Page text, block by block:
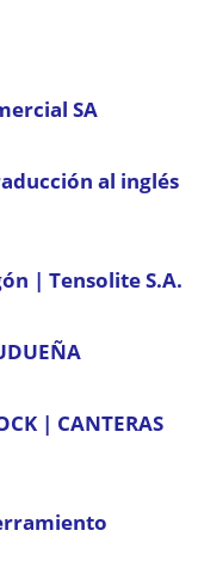
SA
al inglés
| Tensolite S.A.
| CANTERAS